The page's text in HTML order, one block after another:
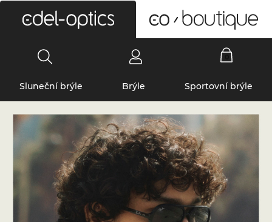
Sluneční brýle Brýle Sportovní brýle